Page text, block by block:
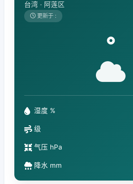
台湾 · 阿莲区
更新于 :
°
湿度 %
级
气压 hPa
降水 mm